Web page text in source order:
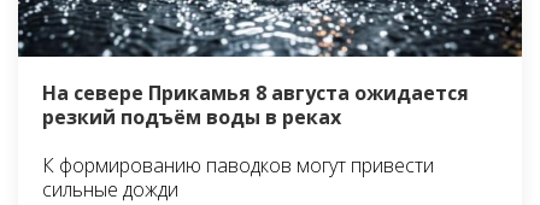
На севере Прикамья 8 августа ожидается
резкий подъём воды в реках
К формированию паводков могут привести
сильные дожди